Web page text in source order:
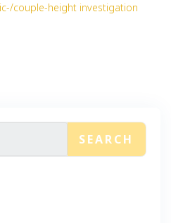
couple-height investigation
SEARCH